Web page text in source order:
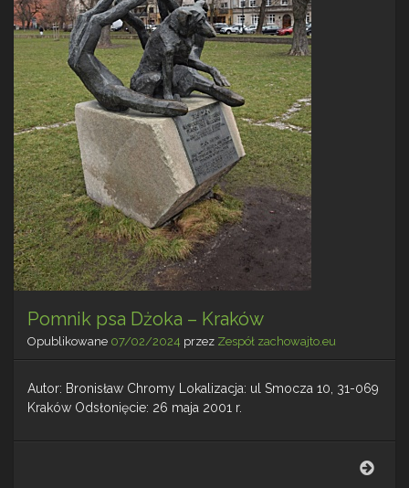
Pomnik psa Dżoka – Kraków
Opublikowane 07/02/2024 przez Zespół zachowajto.eu
Autor: Bronisław Chromy Lokalizacja: ul Smocza 10, 31-069
Kraków Odsłonięcie: 26 maja 2001 r.